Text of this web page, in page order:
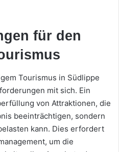
für den
Tourismus in Südlippe
mit sich. Ein
von Attraktionen, die
beeinträchtigen, sondern
kann. Dies erfordert
um die